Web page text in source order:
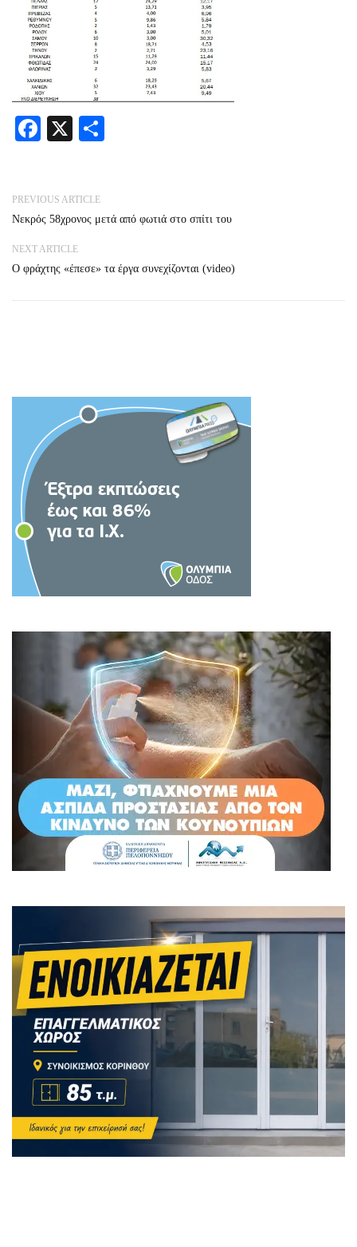
Facebook
X
PREVIOUS ARTICLE
Νεκρός 58χρονος μετά από φωτιά στο σπίτι του
NEXT ARTICLE
Ο φράχτης «έπεσε» τα έργα συνεχίζονται (video)